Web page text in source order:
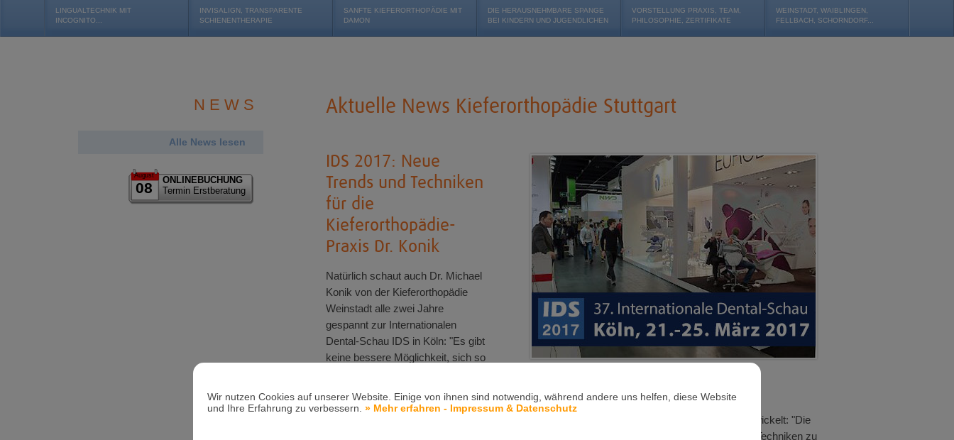
Wir nutzen Cookies auf unserer Website. Einige von ihnen sind notwendig, während andere uns helfen, diese Website
und Ihre Erfahrung zu verbessern. » Mehr erfahren - Impressum & Datenschutz
LINGUALTECHNIK MIT
INCOGNITO...
INVISALIGN, TRANSPARENTE
SCHIENENTHERAPIE
SANFTE KIEFERORTHOPÄDIE MIT
DAMON
DIE HERAUSNEHMBARE SPANGE
BEI KINDERN UND JUGENDLICHEN
VORSTELLUNG PRAXIS, TEAM,
PHILOSOPHIE, ZERTIFIKATE
WEINSTADT, WAIBLINGEN,
FELLBACH, SCHORNDORF...
N E W S
Alle News lesen
August
08
ONLINEBUCHUNG
Termin Erstberatung
Aktuelle News Kieferorthopädie Stuttgart
IDS 2017: Neue
Trends und Techniken
für die
Kieferorthopädie-
Praxis Dr. Konik
Natürlich schaut auch Dr. Michael
Konik von der Kieferorthopädie
Weinstadt alle zwei Jahre
gespannt zur Internationalen
Dental-Schau IDS in Köln: "Es gibt
keine bessere Möglichkeit, sich so
Kieferorthopäde Dr. Michael Konik weiß, wie schnell sich moderne Kieferorthopädie weiterentwickelt: "Die
Internationale Dental-Schau IDS bietet uns jedes Mal beste Möglichkeiten, Anbieter und neue Techniken zu